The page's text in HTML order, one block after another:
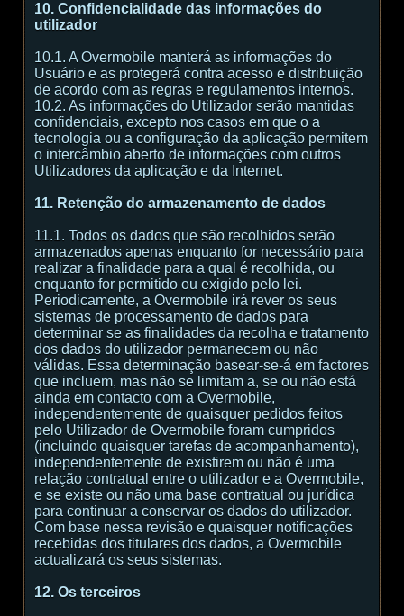
10. Confidencialidade das informações do
utilizador
10.1. A Overmobile manterá as informações do
Usuário e as protegerá contra acesso e distribuição
de acordo com as regras e regulamentos internos.
10.2. As informações do Utilizador serão mantidas
confidenciais, excepto nos casos em que o a
tecnologia ou a configuração da aplicação permitem
o intercâmbio aberto de informações com outros
Utilizadores da aplicação e da Internet.
11. Retenção do armazenamento de dados
11.1. Todos os dados que são recolhidos serão
armazenados apenas enquanto for necessário para
realizar a finalidade para a qual é recolhida, ou
enquanto for permitido ou exigido pelo lei.
Periodicamente, a Overmobile irá rever os seus
sistemas de processamento de dados para
determinar se as finalidades da recolha e tratamento
dos dados do utilizador permanecem ou não
válidas. Essa determinação basear-se-á em factores
que incluem, mas não se limitam a, se ou não está
ainda em contacto com a Overmobile,
independentemente de quaisquer pedidos feitos
pelo Utilizador de Overmobile foram cumpridos
(incluindo quaisquer tarefas de acompanhamento),
independentemente de existirem ou não é uma
relação contratual entre o utilizador e a Overmobile,
e se existe ou não uma base contratual ou jurídica
para continuar a conservar os dados do utilizador.
Com base nessa revisão e quaisquer notificações
recebidas dos titulares dos dados, a Overmobile
actualizará os seus sistemas.
12. Os terceiros